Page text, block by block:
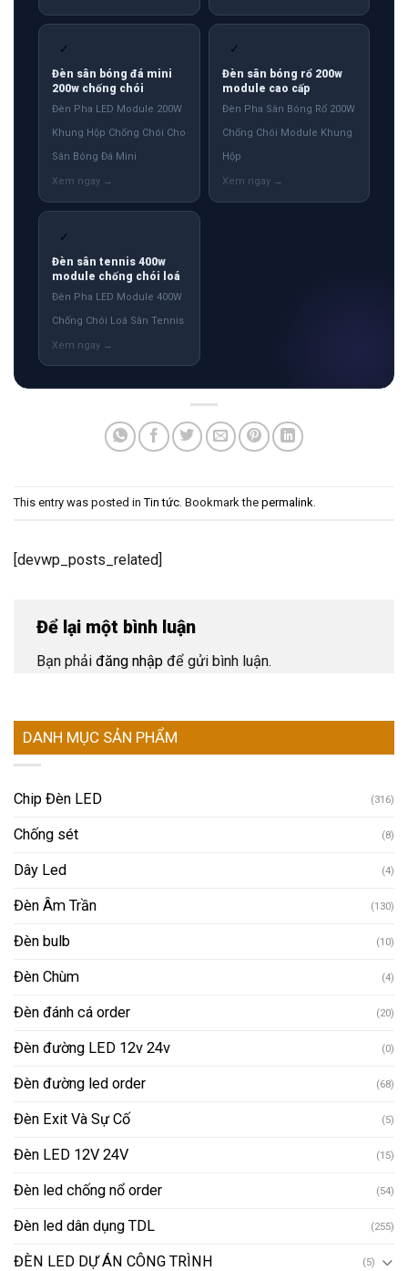
✓
Đèn sân bóng đá mini
200w chống chói
Đèn Pha LED Module 200W
Khung Hộp Chống Chói Cho
Sân Bóng Đá Mini
✓
Đèn sân bóng rổ 200w
module cao cấp
Đèn Pha Sân Bóng Rổ 200W
Chống Chói Module Khung
Hộp
✓
Đèn sân tennis 400w
module chống chói loá
Đèn Pha LED Module 400W
Chống Chói Loá Sân Tennis
This entry was posted inTin tức . Bookmark the permalink
[devwp_posts_related]
Để lại một bình luận
Bạn phải đăng nhập để gửi bình luận.
DANH MỤC SẢN PHẨM
Chip Đèn LED (316)
Chống sét (8)
Dây Led (4)
Đèn Âm Trần (130)
Đèn bulb (10)
Đèn Chùm (4)
Đèn đánh cá order (20)
Đèn đường LED 12v 24v (0)
Đèn đường led order (68)
Đèn Exit Và Sự Cố (5)
Đèn LED 12V 24V (15)
Đèn led chống nổ order (54)
Đèn led dân dụng TDL (255)
ĐÈN LED DỰ ÁN CÔNG TRÌNH (5)